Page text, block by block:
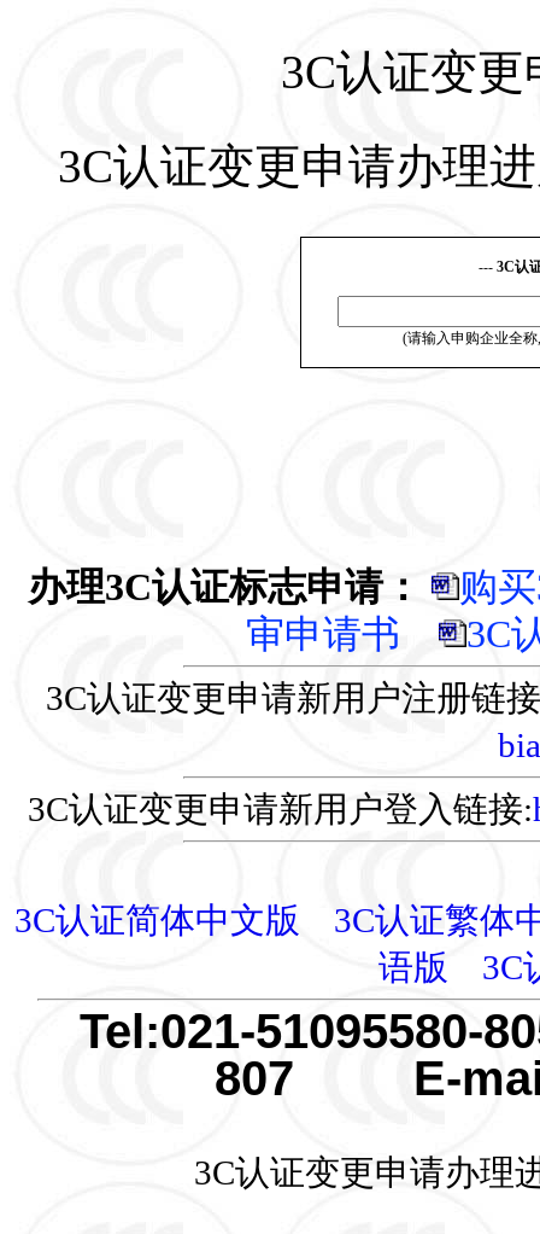
3C认证变
3C认证变更申请办理
--- 3C认
(请输入申购企业全
办理3C认证标志申请：
购
审申请书
3C
3C认证变更申请新用户注册链
3C认证变更申请新用户登入链接:
3C认证简体中文版
3C认证繁体
语版
3C
Tel:021-
807 E-
3C认证变更申请办理